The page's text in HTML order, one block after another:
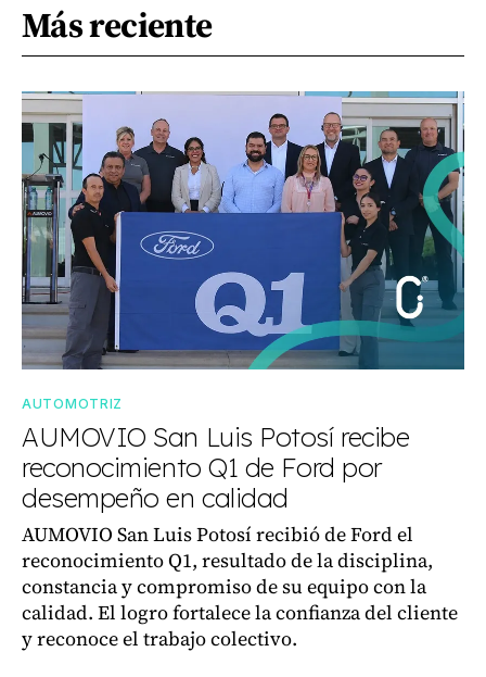
Más reciente
AUTOMOTRIZ
AUMOVIO San Luis Potosí recibe
reconocimiento Q1 de Ford por
desempeño en calidad
AUMOVIO San Luis Potosí recibió de Ford el
reconocimiento Q1, resultado de la disciplina,
constancia y compromiso de su equipo con la
calidad. El logro fortalece la confianza del cliente
y reconoce el trabajo colectivo.